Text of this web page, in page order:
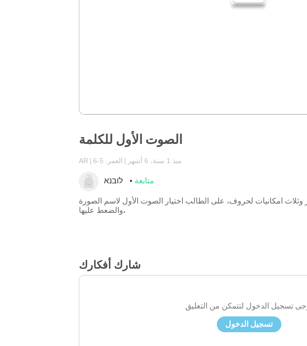
الصوت الأول للكلمة
AR العمر: 5-6 منذ 1 سنة، 6 أشهر
متابعة
وثلاث امكانيات لحروف، على الطالب اختيار الصوت الأول لاسم الصورة
والضعط عليها.
شارك أفكارك
تسجيل الدخول لتتمكن من التعليق
تسجيل الدخول